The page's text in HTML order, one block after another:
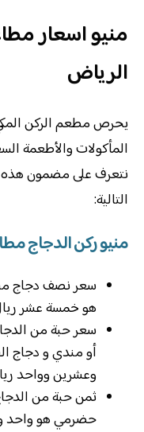
منيو اسعار
الرياض
يحرص مطعم الركن
المأكولات والأطعمة
نتعرف على مضمون هذه
التالية:
منيو ركن الدجاج
سعر نصف دجاج
هو خمسة عشر
سعر حبة من
أو مندي و دجاج
وعشرين وواحد
ثمن حبة من
حضرمي هو واحد